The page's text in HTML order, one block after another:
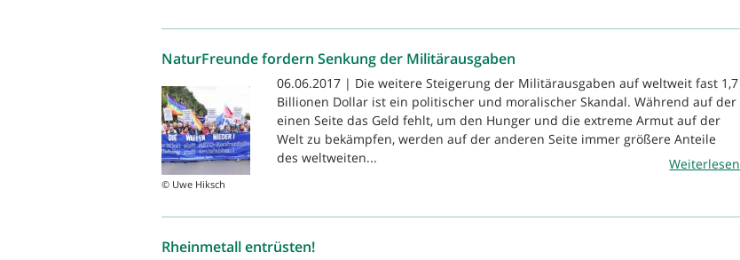
NaturFreunde fordern Senkung der Militärausgaben
© Uwe Hiksch
06.06.2017 | Die weitere Steigerung der Militärausgaben auf weltweit fast 1,7
Billionen Dollar ist ein politischer und moralischer Skandal. Während auf der
einen Seite das Geld fehlt, um den Hunger und die extreme Armut auf der
Welt zu bekämpfen, werden auf der anderen Seite immer größere Anteile
des weltweiten...
Weiterlesen
Rheinmetall entrüsten!